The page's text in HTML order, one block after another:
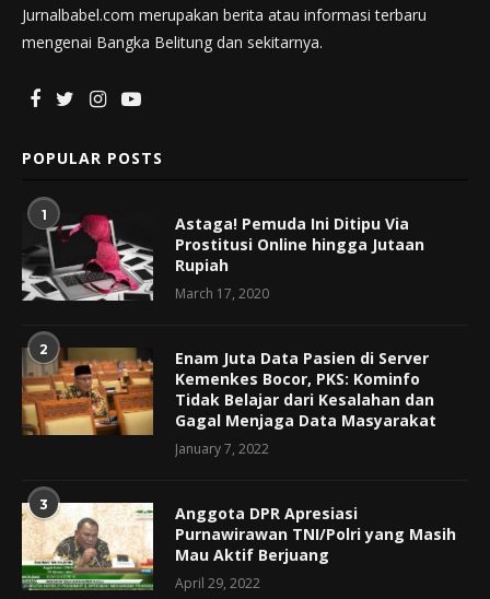
Jurnalbabel.com merupakan berita atau informasi terbaru
mengenai Bangka Belitung dan sekitarnya.
POPULAR POSTS
1
Astaga! Pemuda Ini Ditipu Via
Prostitusi Online hingga Jutaan
Rupiah
March 17, 2020
2
Enam Juta Data Pasien di Server
Kemenkes Bocor, PKS: Kominfo
Tidak Belajar dari Kesalahan dan
Gagal Menjaga Data Masyarakat
January 7, 2022
3
Anggota DPR Apresiasi
Purnawirawan TNI/Polri yang Masih
Mau Aktif Berjuang
April 29, 2022